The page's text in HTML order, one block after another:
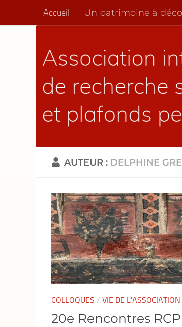
Skip to content
Accueil Un patrimoine à
AUTEUR : DELPHINE
COLLOQUES / VIE DE L'ASSOCIATION
20e Rencontres